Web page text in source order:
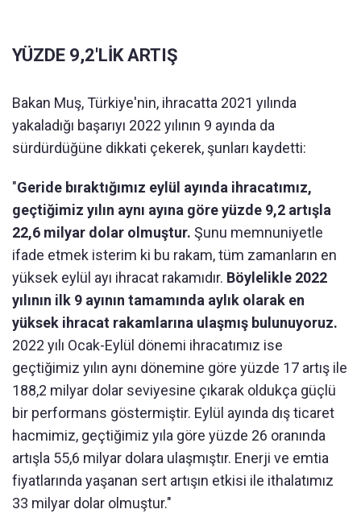
YÜZDE 9,2'LİK ARTIŞ
Bakan Muş, Türkiye'nin, ihracatta 2021 yılında
yakaladığı başarıyı 2022 yılının 9 ayında da
sürdürdüğüne dikkati çekerek, şunları kaydetti:
"Geride bıraktığımız eylül ayında ihracatımız,
geçtiğimiz yılın aynı ayına göre yüzde 9,2 artışla
22,6 milyar dolar olmuştur. Şunu memnuniyetle
ifade etmek isterim ki bu rakam, tüm zamanların en
yüksek eylül ayı ihracat rakamıdır. Böylelikle 2022
yılının ilk 9 ayının tamamında aylık olarak en
yüksek ihracat rakamlarına ulaşmış bulunuyoruz.
2022 yılı Ocak-Eylül dönemi ihracatımız ise
geçtiğimiz yılın aynı dönemine göre yüzde 17 artış ile
188,2 milyar dolar seviyesine çıkarak oldukça güçlü
bir performans göstermiştir. Eylül ayında dış ticaret
hacmimiz, geçtiğimiz yıla göre yüzde 26 oranında
artışla 55,6 milyar dolara ulaşmıştır. Enerji ve emtia
fiyatlarında yaşanan sert artışın etkisi ile ithalatımız
33 milyar dolar olmuştur."